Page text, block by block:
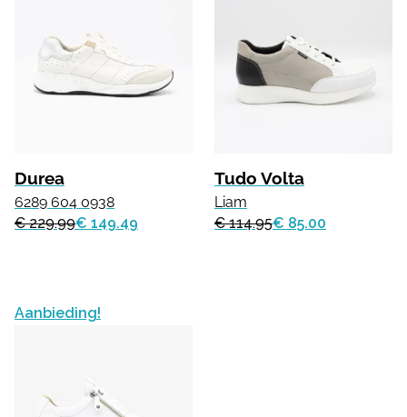
Durea
6289 604 0938
€ 229.99€ 149.49
Tudo Volta
Liam
€ 114.95€ 85.00
Aanbieding!